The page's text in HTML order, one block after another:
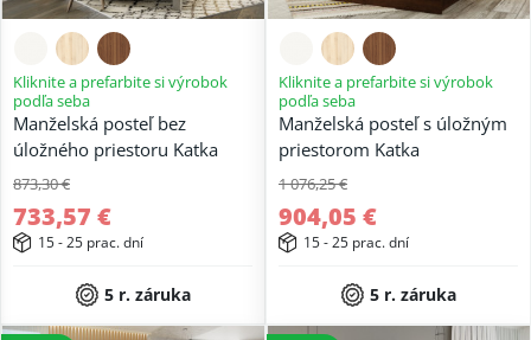
Kliknite a prefarbite si výrobok
podľa seba
Manželská posteľ bez
úložného priestoru Katka
873,30 €
733,57 €
15 - 25 prac. dní
5 r. záruka
Kliknite a prefarbite si výrobok
podľa seba
Manželská posteľ s úložným
priestorom Katka
1 076,25 €
904,05 €
15 - 25 prac. dní
5 r. záruka